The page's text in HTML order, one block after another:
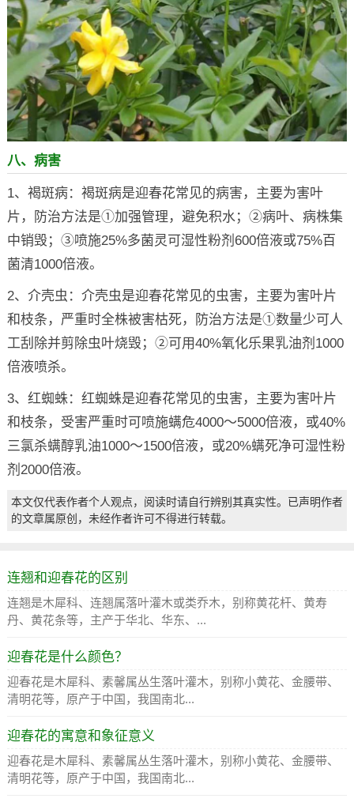
八、病害
1、褐斑病：褐斑病是迎春花常见的病害，主要为害叶
片，防治方法是①加强管理，避免积水；②病叶、病株集
中销毁；③喷施25%多菌灵可湿性粉剂600倍液或75%百
菌清1000倍液。
2、介壳虫：介壳虫是迎春花常见的虫害，主要为害叶片
和枝条，严重时全株被害枯死，防治方法是①数量少可人
工刮除并剪除虫叶烧毁；②可用40%氧化乐果乳油剂1000
倍液喷杀。
3、红蜘蛛：红蜘蛛是迎春花常见的虫害，主要为害叶片
和枝条，受害严重时可喷施螨危4000～5000倍液，或40%
三氯杀螨醇乳油1000～1500倍液，或20%螨死净可湿性粉
剂2000倍液。
本文仅代表作者个人观点，阅读时请自行辨别其真实性。已声明作者
的文章属原创，未经作者许可不得进行转载。
连翘和迎春花的区别
连翘是木犀科、连翘属落叶灌木或类乔木，别称黄花杆、黄寿
丹、黄花条等，主产于华北、华东、...
迎春花是什么颜色？
迎春花是木犀科、素馨属丛生落叶灌木，别称小黄花、金腰带、
清明花等，原产于中国，我国南北...
迎春花的寓意和象征意义
迎春花是木犀科、素馨属丛生落叶灌木，别称小黄花、金腰带、
清明花等，原产于中国，我国南北...